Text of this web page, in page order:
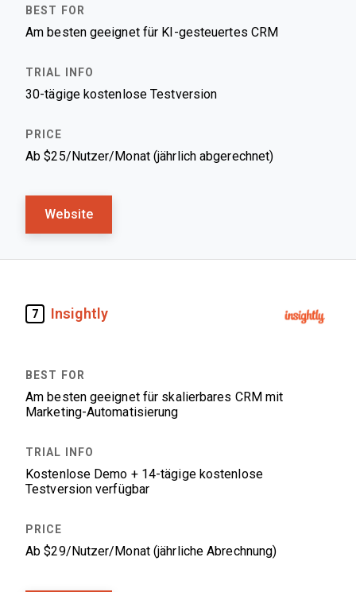
Am besten geeignet für KI-gesteuertes CRM
30-tägige kostenlose Testversion
Ab $25/Nutzer/Monat (jährlich abgerechnet)
Website
7 Insightly
Am besten geeignet für skalierbares CRM mit
Marketing-Automatisierung
Kostenlose Demo + 14-tägige kostenlose
Testversion verfügbar
Ab $29/Nutzer/Monat (jährliche Abrechnung)